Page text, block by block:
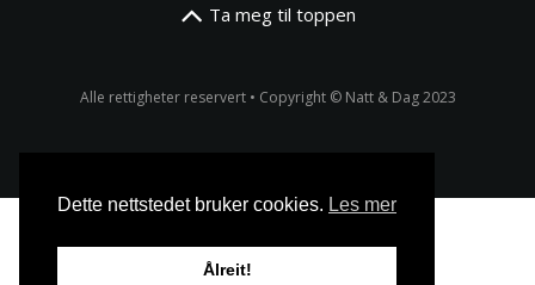
Ta meg til toppen
Alle rettigheter reservert • Copyright © Natt & Dag 2023
Dette nettstedet bruker cookies. Les mer
Ålreit!